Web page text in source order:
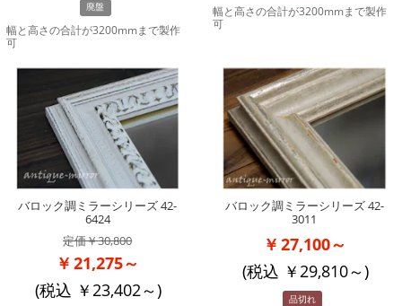
廃盤
幅と高さの合計が3200mmまで製作
可
幅と高さの合計が3200mmまで製作
可
バロック調ミラーシリーズ 42-
6424
30,800
21,275～
(税込
23,402～)
バロック調ミラーシリーズ 42-
3011
27,100～
(税込
29,810～)
品切れ